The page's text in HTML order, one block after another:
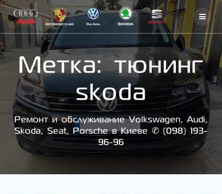
Skip
to
content
Метка:тюнинг
skoda
Ремонт и обслуживание Volkswagen, Audi,
Skoda, Seat, Porsche в Киеве ✆ (098) 193-
96-96